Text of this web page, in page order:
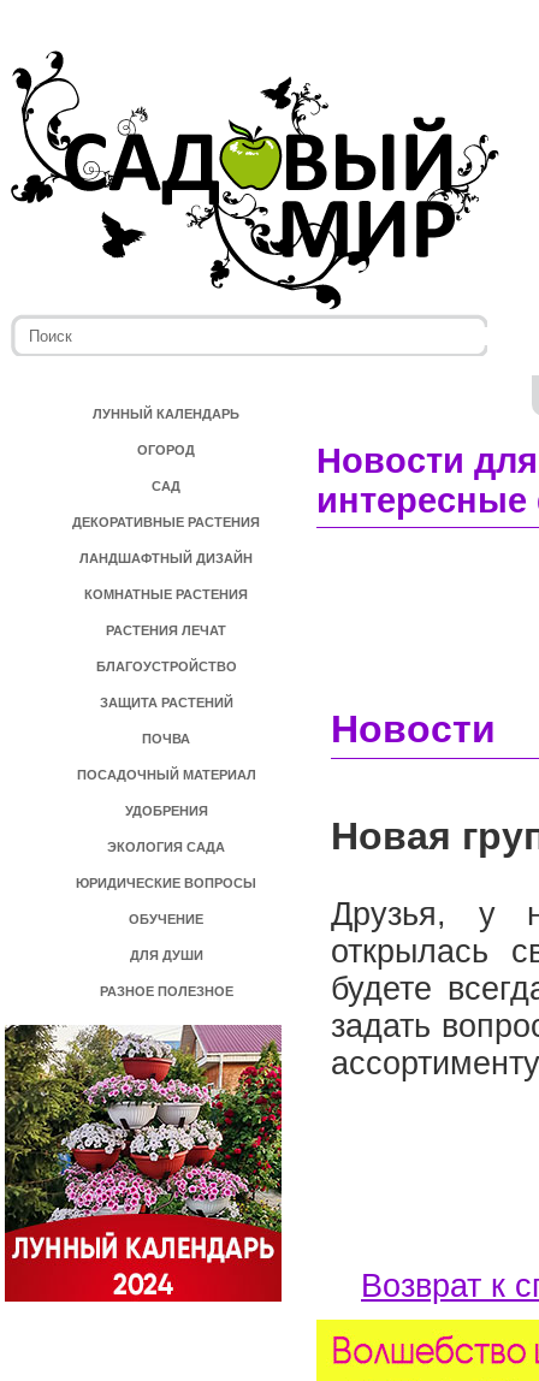
ЛУННЫЙ КАЛЕНДАРЬ
ОГОРОД
САД
ДЕКОРАТИВНЫЕ РАСТЕНИЯ
ЛАНДШАФТНЫЙ ДИЗАЙН
КОМНАТНЫЕ РАСТЕНИЯ
РАСТЕНИЯ ЛЕЧАТ
БЛАГОУСТРОЙСТВО
ЗАЩИТА РАСТЕНИЙ
ПОЧВА
ПОСАДОЧНЫЙ МАТЕРИАЛ
УДОБРЕНИЯ
ЭКОЛОГИЯ САДА
ЮРИДИЧЕСКИЕ ВОПРОСЫ
ОБУЧЕНИЕ
ДЛЯ ДУШИ
РАЗНОЕ ПОЛЕЗНОЕ
Новости
Новости
Новая
Друзья, у
открылась
будете
задать
Возврат к